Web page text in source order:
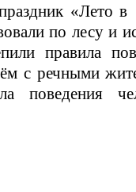
«Лето
по лесу и
правила
с речными
поведения